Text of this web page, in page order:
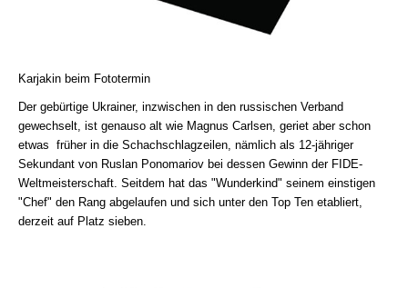
Karjakin beim Fototermin
Der gebürtige Ukrainer, inzwischen in den russischen Verband
gewechselt, ist genauso alt wie Magnus Carlsen, geriet aber schon
etwas früher in die Schachschlagzeilen, nämlich als 12-jähriger
Sekundant von Ruslan Ponomariov bei dessen Gewinn der FIDE-
Weltmeisterschaft. Seitdem hat das "Wunderkind" seinem einstigen
"Chef" den Rang abgelaufen und sich unter den Top Ten etabliert,
derzeit auf Platz sieben.